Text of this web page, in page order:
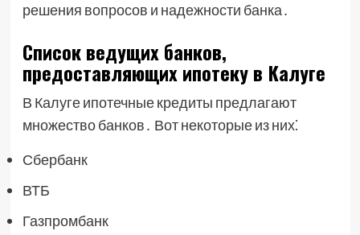
решения вопросов и надежности банка․
Список ведущих банков,
предоставляющих ипотеку в Калуге
В Калуге ипотечные кредиты предлагают
множество банков․ Вот некоторые из них⁚
Сбербанк
ВТБ
Газпромбанк